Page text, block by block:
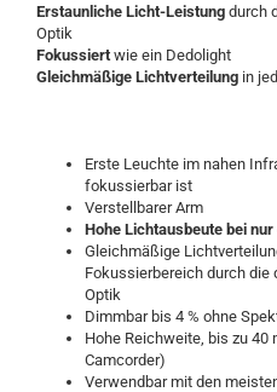
Erstaunliche Licht-Leistung durch
Optik
Fokussiertwie ein Dedolight
Gleichmäßige Lichtverteilung in
Erste Leuchte im nahen
fokussierbar ist
Verstellbarer Arm
Hohe Lichtausbeute bei
Gleichmäßige
Fokussierbereich durch die
Optik
Dimmbar bis 4 % ohne
Hohe Reichweite, bis zu
Camcorder)
Verwendbar mit den